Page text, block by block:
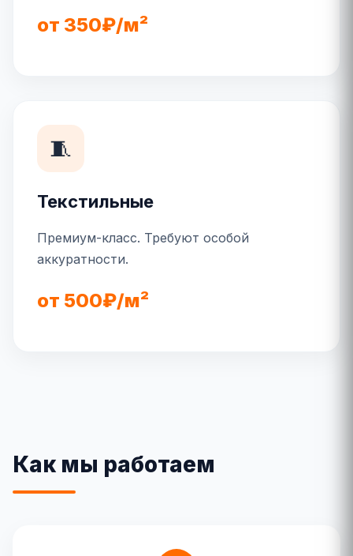
от 350₽/м²
🧵
Текстильные
Премиум-класс. Требуют особой
аккуратности.
от 500₽/м²
Как мы работаем